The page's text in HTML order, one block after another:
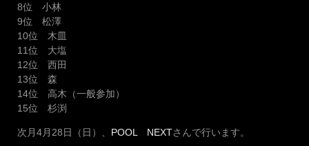
8位 小林
9位 松澤
10位 木皿
11位 大塩
12位 西田
13位 森
14位 高木（一般参加）
15位 杉渕
次月4月28日（日）、 POOL NEXTさんで行います。